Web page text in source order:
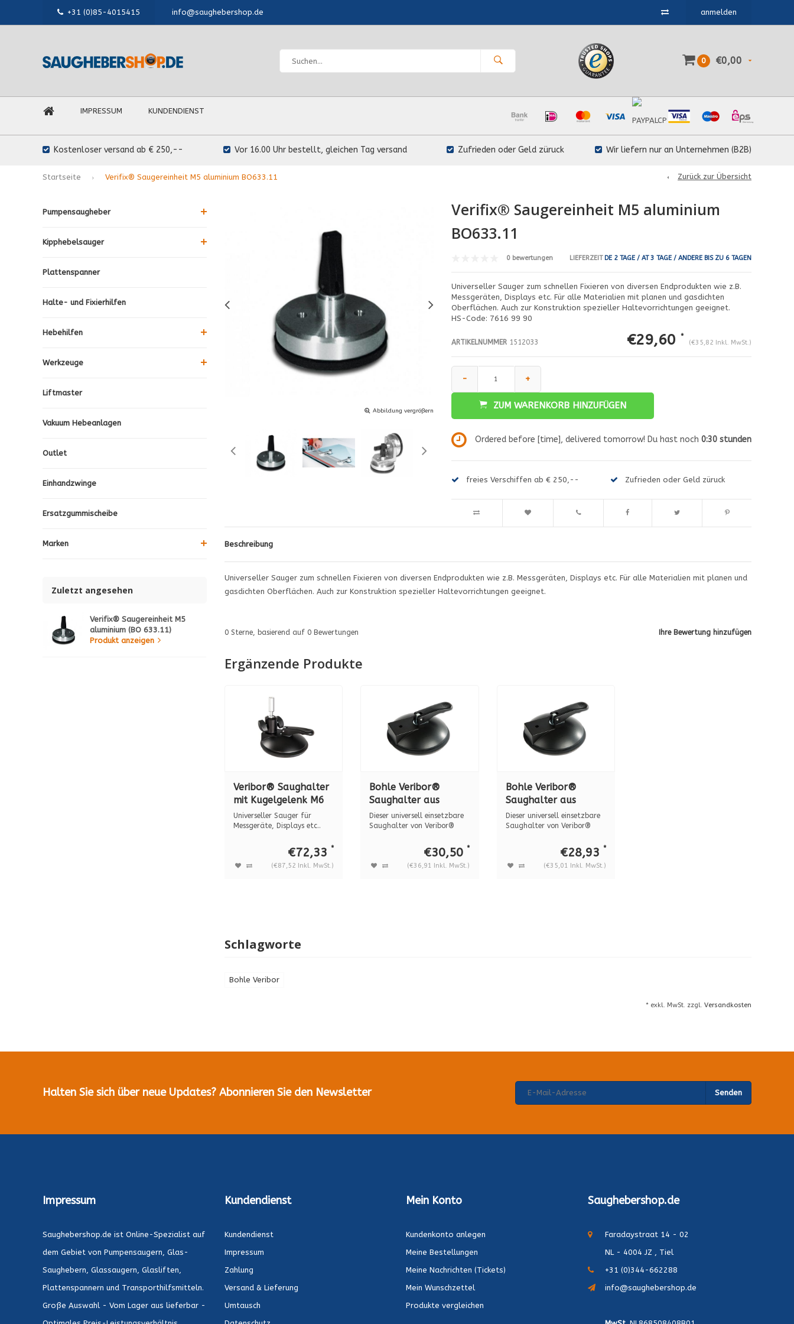
+31 (0)85-4015415 info@saughebershop.de anmelden
0 €0,00
IMPRESSUM KUNDENDIENST
Kostenloser versand ab € 250,-- Vor 16.00 Uhr bestellt, gleichen Tag versand Zufrieden oder Geld züruck Wir liefern nur an Unternehmen (B2B)
Startseite Verifix® Saugereinheit M5 aluminium BO633.11 Zurück zur Übersicht
Pumpensaugheber
Kipphebelsauger
Plattenspanner
Halte- und Fixierhilfen
Hebehilfen
Werkzeuge
Liftmaster
Vakuum Hebeanlagen
Outlet
Einhandzwinge
Ersatzgummischeibe
Marken
Zuletzt angesehen
Verifix® Saugereinheit M5
aluminium (BO 633.11)
Produkt anzeigen
Abbildung vergrößern Abbildung vergrößern
Verifix® Saugereinheit M5 aluminium
BO633.11
0 bewertungen LIEFERZEITDE 2 TAGE / AT 3 TAGE / ANDERE BIS ZU 6 TAGEN
Universeller Sauger zum schnellen Fixieren von diversen Endprodukten wie z.B.
Messgeräten, Displays etc. Für alle Materialien mit planen und gasdichten
Oberflächen. Auch zur Konstruktion spezieller Haltevorrichtungen geeignet.
HS-Code: 7616 99 90
ARTIKELNUMMER1512033 €29,60 *
(€35,82 Inkl. MwSt.)
- +
ZUM WARENKORB HINZUFÜGEN
Ordered before [time], delivered tomorrow! Du hast noch 0:30stunden
freies Verschiffen ab € 250,-- Zufrieden oder Geld züruck
Beschreibung
Universeller Sauger zum schnellen Fixieren von diversen Endprodukten wie z.B. Messgeräten, Displays etc. Für alle Materialien mit planen und
gasdichten Oberflächen. Auch zur Konstruktion spezieller Haltevorrichtungen geeignet.
Ihre Bewertung hinzufügen
0Sterne, basierend auf 0Bewertungen
Ergänzende Produkte
Veribor® Saughalter
mit Kugelgelenk M6
BO 600.24
Universeller Sauger für
Messgeräte, Displays etc..
€72,33 *
(€87,52 Inkl. MwSt.)
Bohle Veribor®
Saughalter aus
Aluminium M10x1 BO
600.2G1
Dieser universell einsetzbare
Saughalter von Veribor®
€30,50 *
(€36,91 Inkl. MwSt.)
Bohle Veribor®
Saughalter aus
Aluminium M8 BO
600.2G2
Dieser universell einsetzbare
Saughalter von Veribor®
€28,93 *
(€35,01 Inkl. MwSt.)
Schlagworte
Bohle Veribor
* exkl. MwSt. zzgl. Versandkosten
Halten Sie sich über neue Updates? Abonnieren Sie den Newsletter Senden
Impressum
Saughebershop.de ist Online-Spezialist auf
dem Gebiet von Pumpensaugern, Glas-
Saughebern, Glassaugern, Glasliften,
Plattenspannern und Transporthilfsmitteln.
Große Auswahl - Vom Lager aus lieferbar -
Kundendienst
Kundendienst
Impressum
Zahlung
Versand & Lieferung
Umtausch
Mein Konto
Kundenkonto anlegen
Meine Bestellungen
Meine Nachrichten (Tickets)
Mein Wunschzettel
Produkte vergleichen
Saughebershop.de
Faradaystraat 14 - 02
NL - 4004 JZ , Tiel
+31 (0)344-662288
info@saughebershop.de